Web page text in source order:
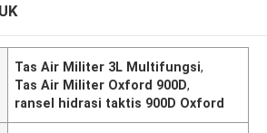
Tas Air Militer 3L Multifungsi,
Tas Air Militer Oxford 900D,
ransel hidrasi taktis 900D Oxford